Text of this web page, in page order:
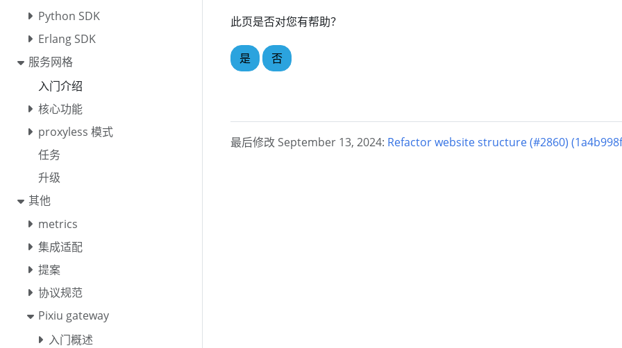
Python SDK
Erlang SDK
服务网格
入门介绍
核心功能
proxyless 模式
任务
升级
其他
metrics
集成适配
提案
协议规范
Pixiu gateway
入门概述
此页是否对您有帮助？
是 否
最后修改 September 13, 2024: Refactor website structure (#2860)